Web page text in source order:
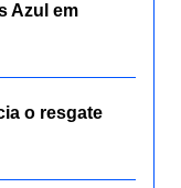
Azul em
o resgate